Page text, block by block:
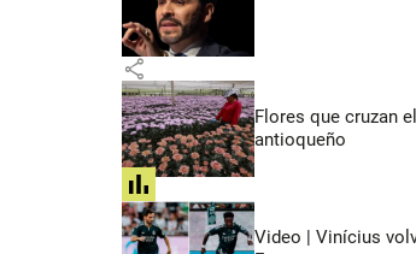
share
Flores que cruzan
antioqueño
share
Video | Vinícius